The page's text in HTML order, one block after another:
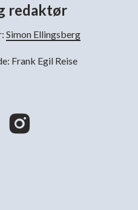
redaktør
Simon Ellingsberg
Frank Egil Reise